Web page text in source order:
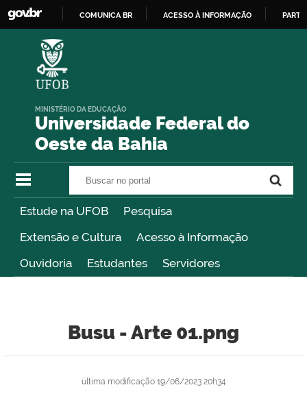
COMUNICA BR ACESSO À INFORMAÇÃO
Universidade Federal do
Oeste da Bahia
MINISTÉRIO DA EDUCAÇÃO
Estude na UFOB
Pesquisa
Extensão e Cultura
Acesso à Informação
Ouvidoria
Estudantes Servidores
Busu - Arte 01.png
última modificação19/06/2023 20h34